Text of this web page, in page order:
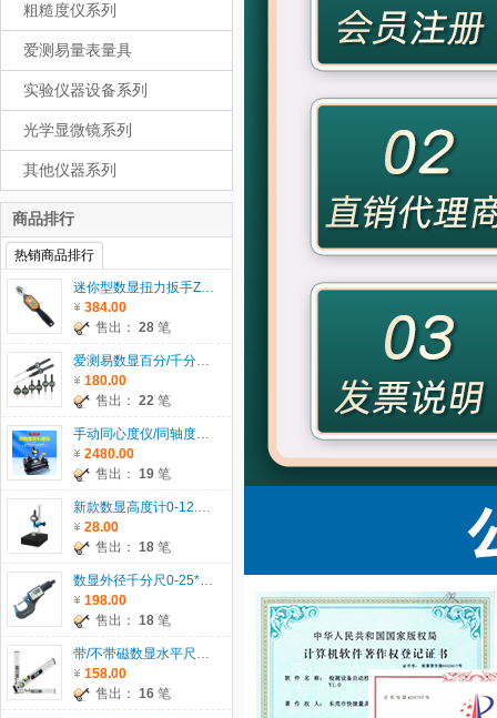
粗糙度仪系列
爱测易量表量具
实验仪器设备系列
光学显微镜系列
其他仪器系列
商品排行
热销商品排行
迷你型数显扭力扳手ZWM系列
384.00
售出： 28 笔
爱测易数显百分/千分表0-5/12.7/25.4/30/50.8/100mm
180.00
售出： 22 笔
手动同心度仪/同轴度仪系列ACE-135
2480.00
售出： 19 笔
新款数显高度计0-12.7/25.4/30/50.8mm
28.00
售出： 18 笔
数显外径千分尺0-25*0.001mm
198.00
售出： 18 笔
带/不带磁数显水平尺ACE-SP400/600/1000
158.00
售出： 16 笔